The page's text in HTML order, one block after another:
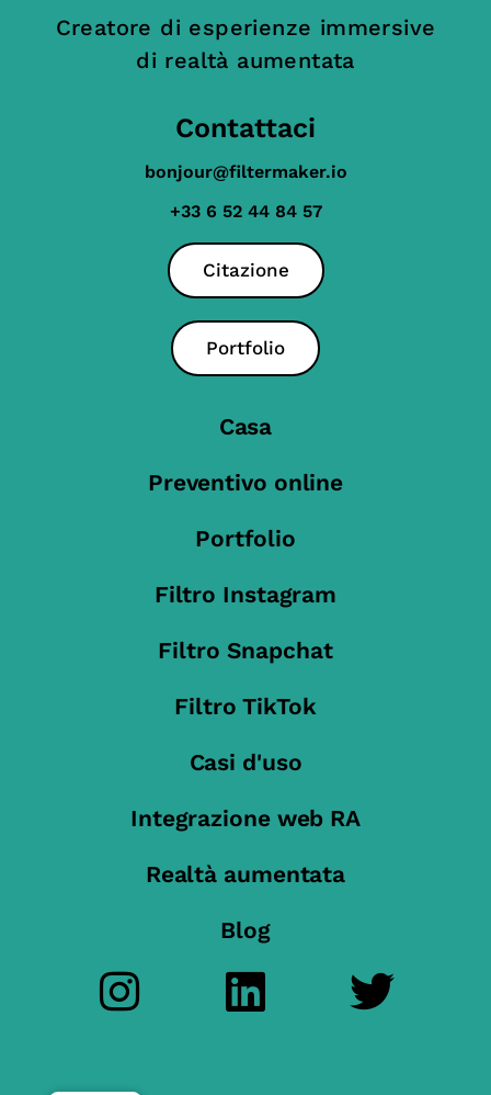
Creatore di esperienze immersive
di realtà aumentata
Contattaci
bonjour@filtermaker.io
+33 6 52 44 84 57
Citazione
Portfolio
Casa
Preventivo online
Portfolio
Filtro Instagram
Filtro Snapchat
Filtro TikTok
Casi d'uso
Integrazione web RA
Realtà aumentata
Blog